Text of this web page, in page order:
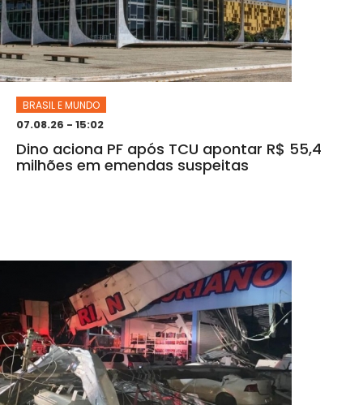
BRASIL E MUNDO
07.08.26 - 15:02
Dino aciona PF após TCU apontar R$ 55,4
milhões em emendas suspeitas